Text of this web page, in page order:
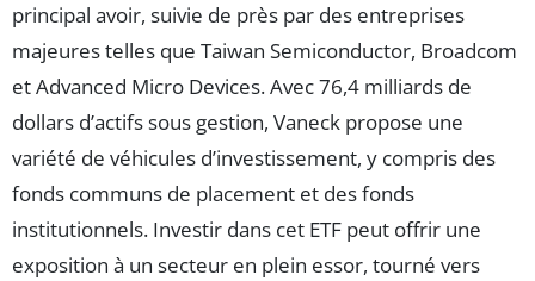
principal avoir, suivie de près par des entreprises
majeures telles que Taiwan Semiconductor, Broadcom
et Advanced Micro Devices. Avec 76,4 milliards de
dollars d’actifs sous gestion, Vaneck propose une
variété de véhicules d’investissement, y compris des
fonds communs de placement et des fonds
institutionnels. Investir dans cet ETF peut offrir une
exposition à un secteur en plein essor, tourné vers